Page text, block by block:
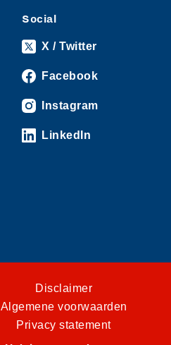
Social
X / Twitter
Facebook
Instagram
LinkedIn
Disclaimer
Algemene voorwaarden
Privacy statement